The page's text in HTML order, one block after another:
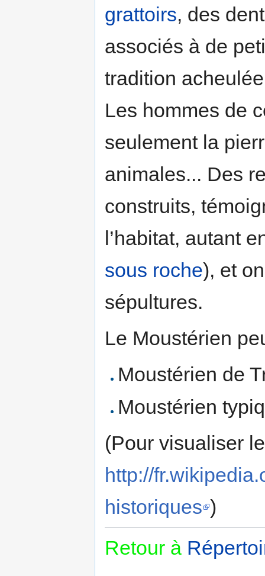
grattoirs, des
associés à de
tradition
Les hommes de
seulement la
animales... Des
construits,
l’habitat, autant
sous roche), et
sépultures.
Le Moustérien
Moustérien de
Moustérien
(Pour visualiser
http://
historiques )
Retour à